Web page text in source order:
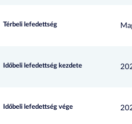
Térbeli lefedettség
Időbeli lefedettség kezdete
Időbeli lefedettség vége